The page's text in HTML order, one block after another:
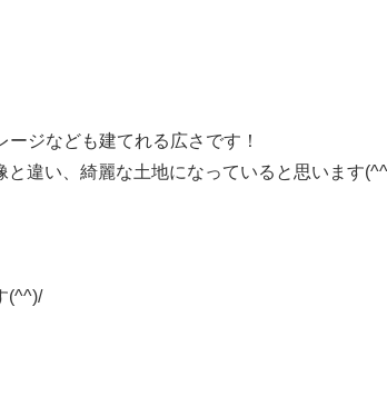
ジなども建てれる広さです！
違い、綺麗な土地になっていると思います
(^^)/